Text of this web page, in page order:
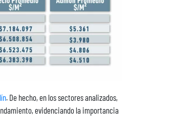
. De hecho, en los sectores analizados,
evidenciando la importancia